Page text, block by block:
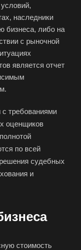
наследники
бизнеса, либо на
с рыночной
является отчет
с требованиями
оценщиков
по всей
судебных
и
стоимость